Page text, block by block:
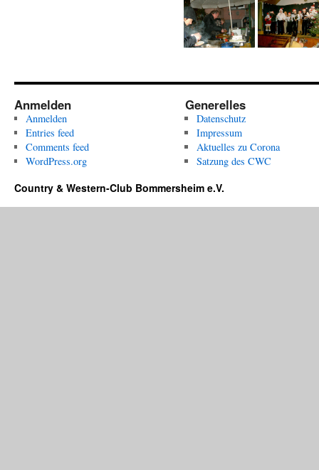
Anmelden
Anmelden
Entries feed
Comments feed
WordPress.org
Generelles
Datenschutz
Impressum
Aktuelles zu Corona
Satzung des CWC
Country & Western-Club Bommersheim e.V.